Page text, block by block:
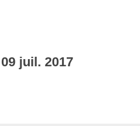
09 juil. 2017